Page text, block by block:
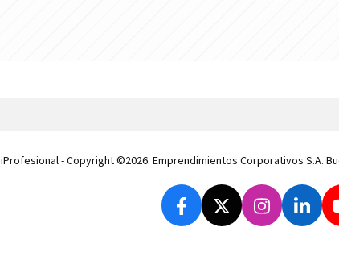
iProfesional - Copyright ©2026. Emprendimientos Corporativos S.A.